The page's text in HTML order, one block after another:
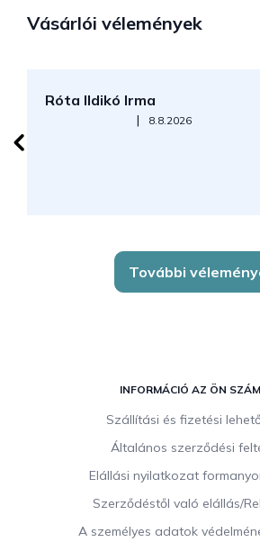
Vásárlói vélemények
Róta Ildikó Irma
Az áruház értékelése 5-ből 5 csillag.
| 8.8.2026
További
INFORMÁCIÓ AZ ÖN
Szállítási és fizetési
Általános szerződési
Elállási nyilatkozat
Szerződéstől való elállás/
A személyes adatok